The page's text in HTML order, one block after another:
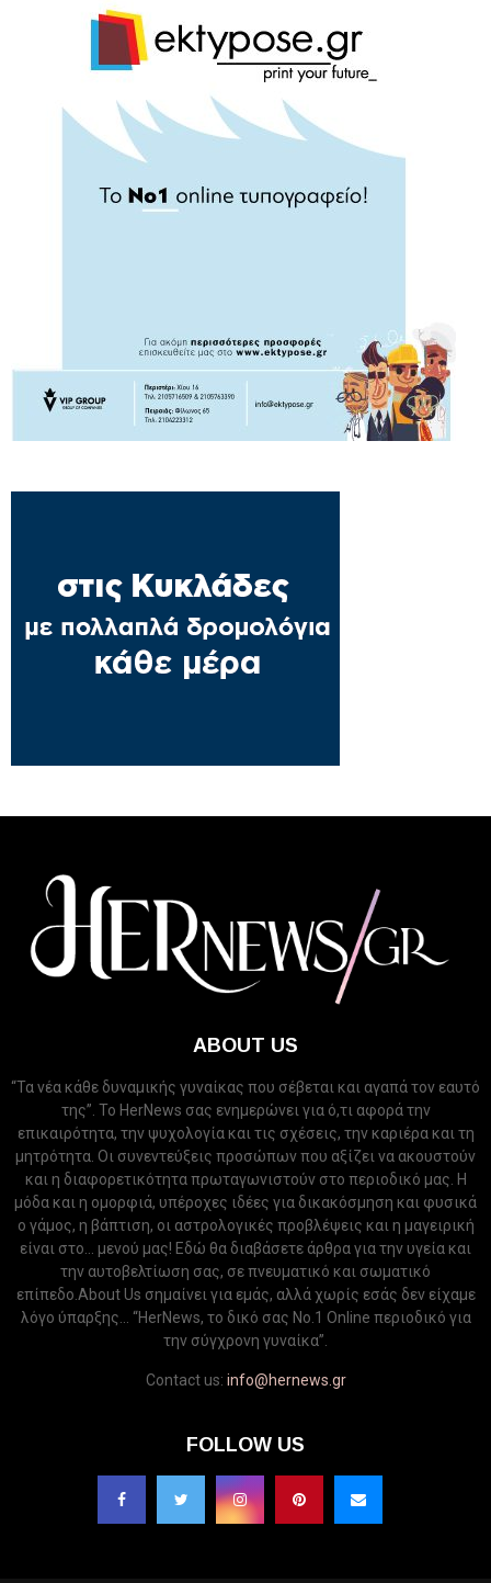
ABOUT US
“Τα νέα κάθε δυναμικής γυναίκας που σέβεται και αγαπά τον εαυτό
της”. Το HerNews σας ενημερώνει για ό,τι αφορά την
επικαιρότητα, την ψυχολογία και τις σχέσεις, την καριέρα και τη
μητρότητα. Οι συνεντεύξεις προσώπων που αξίζει να ακουστούν
και η διαφορετικότητα πρωταγωνιστούν στο περιοδικό μας. Η
μόδα και η ομορφιά, υπέροχες ιδέες για δικακόσμηση και φυσικά
ο γάμος, η βάπτιση, οι αστρολογικές προβλέψεις και η μαγειρική
είναι στο... μενού μας! Εδώ θα διαβάσετε άρθρα για την υγεία και
την αυτοβελτίωση σας, σε πνευματικό και σωματικό
επίπεδο.About Us σημαίνει για εμάς, αλλά χωρίς εσάς δεν είχαμε
λόγο ύπαρξης... “HerNews, το δικό σας Νo.1 Online περιοδικό για
την σύγχρονη γυναίκα”.
Contact us: info@hernews.gr
FOLLOW US